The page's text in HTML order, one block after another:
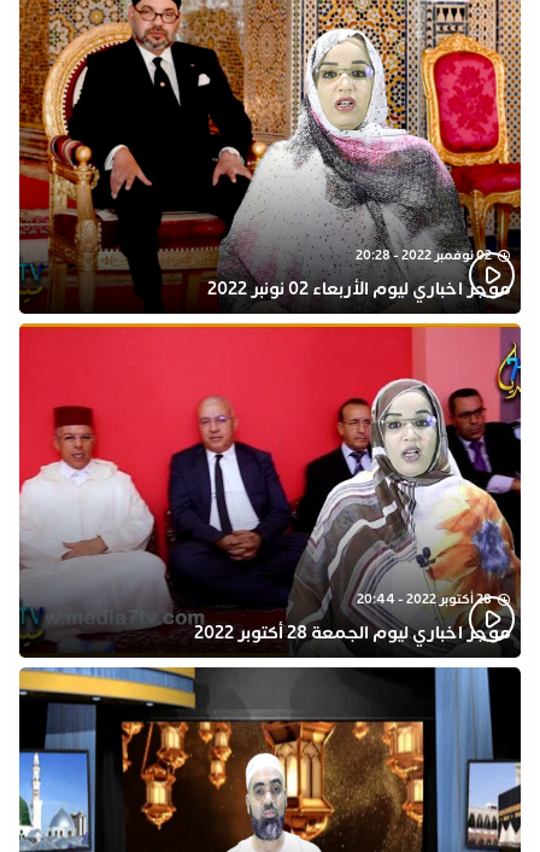
02 نوفمبر 2022 - 20:28
موجز اخباري ليوم الأربعاء 02 نونبر 2022
28 أكتوبر 2022 - 20:44
موجز اخباري ليوم الجمعة 28 أكتوبر 2022